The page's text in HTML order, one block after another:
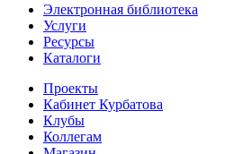
Электронная библиотека
Услуги
Ресурсы
Каталоги
Проекты
Кабинет Курбатова
Клубы
Коллегам